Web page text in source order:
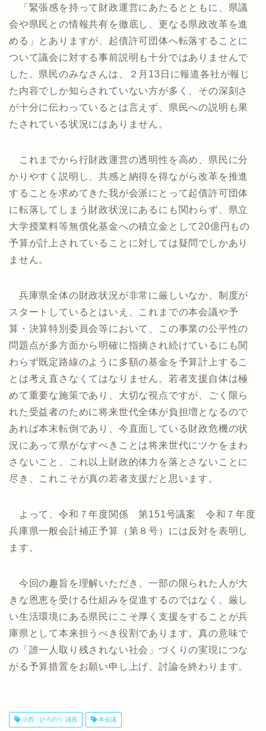
「緊張感を持って財政運営にあたるとともに、県議
会や県民との情報共有を徹底し、更なる県政改革を進
める」とありますが、起債許可団体へ転落することに
ついて議会に対する事前説明も十分ではありませんで
した。県民のみなさんは、２月13日に報道各社が報じ
た内容でしか知らされていない方が多く、その深刻さ
が十分に伝わっているとは言えず、県民への説明も果
たされている状況にはありません。
これまでから行財政運営の透明性を高め、県民に分
かりやすく説明し、共感と納得を得ながら改革を推進
することを求めてきた我が会派にとって起債許可団体
に転落してしまう財政状況にあるにも関わらず、県立
大学授業料等無償化基金への積立金として20億円もの
予算が計上されていることに対しては疑問でしかあり
ません。
兵庫県全体の財政状況が非常に厳しいなか、制度が
スタートしているとはいえ、これまでの本会議や予
算・決算特別委員会等において、この事業の公平性の
問題点が多方面から明確に指摘され続けているにも関
わらず既定路線のように多額の基金を予算計上するこ
とは考え直さなくてはなりません。若者支援自体は極
めて重要な施策であり、大切な視点ですが、ごく限ら
れた受益者のために将来世代全体が負担増となるので
あれば本末転倒であり、今直面している財政危機の状
況にあって県がなすべきことは将来世代にツケをまわ
さないこと、これ以上財政的体力を落とさないことに
尽き、これこそが真の若者支援だと思います。
よって、令和７年度関係 第151号議案 令和７年度
兵庫県一般会計補正予算（第８号）には反対を表明し
ます。
今回の趣旨を理解いただき、一部の限られた人が大
きな恩恵を受ける仕組みを促進するのではなく、厳し
い生活環境にある県民にこそ厚く支援をすることが兵
庫県として本来担うべき役割であります。真の意味で
の「誰一人取り残されない社会」づくりの実現につな
がる予算措置をお願い申し上げ、討論を終わります。
小西 ひろのり 議員 本会議